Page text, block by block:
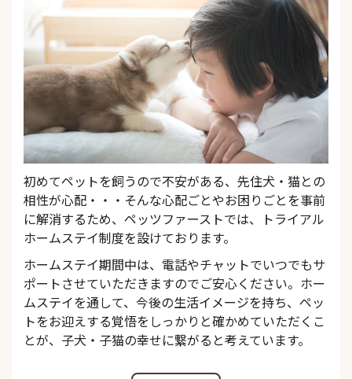
初めてペットを飼うので不安がある、先住犬・猫との
相性が心配・・・そんな心配ごとやお困りごとを事前
に解消するため、ペッツファーストでは、トライアル
ホームステイ制度を設けております。
ホームステイ期間中は、電話やチャットでいつでもサ
ポートさせていただきますのでご安心ください。ホー
ムステイを通して、今後の生活イメージを持ち、ペッ
トをお迎えする覚悟をしっかりと確かめていただくこ
とが、子犬・子猫の幸せに繋がると考えています。